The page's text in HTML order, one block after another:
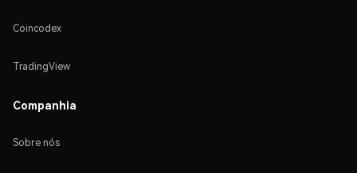
Coincodex
TradingView
Companhia
Sobre nós